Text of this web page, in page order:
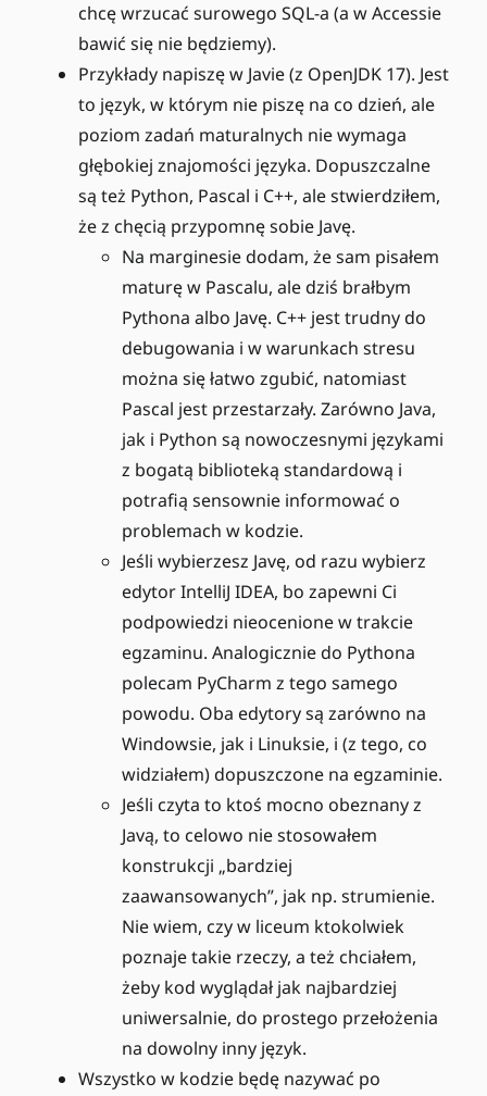
chcę wrzucać surowego SQL-a (a w Accessie
bawić się nie będziemy).
Przykłady napiszę w Javie (z OpenJDK 17). Jest
to język, w którym nie piszę na co dzień, ale
poziom zadań maturalnych nie wymaga
głębokiej znajomości języka. Dopuszczalne
są też Python, Pascal i C++, ale stwierdziłem,
że z chęcią przypomnę sobie Javę.
Na marginesie dodam, że sam pisałem
maturę w Pascalu, ale dziś brałbym
Pythona albo Javę. C++ jest trudny do
debugowania i w warunkach stresu
można się łatwo zgubić, natomiast
Pascal jest przestarzały. Zarówno Java,
jak i Python są nowoczesnymi językami
z bogatą biblioteką standardową i
potrafią sensownie informować o
problemach w kodzie.
Jeśli wybierzesz Javę, od razu wybierz
edytor IntelliJ IDEA, bo zapewni Ci
podpowiedzi nieocenione w trakcie
egzaminu. Analogicznie do Pythona
polecam PyCharm z tego samego
powodu. Oba edytory są zarówno na
Windowsie, jak i Linuksie, i (z tego, co
widziałem) dopuszczone na egzaminie.
Jeśli czyta to ktoś mocno obeznany z
Javą, to celowo nie stosowałem
konstrukcji „bardziej
zaawansowanych”, jak np. strumienie.
Nie wiem, czy w liceum ktokolwiek
poznaje takie rzeczy, a też chciałem,
żeby kod wyglądał jak najbardziej
uniwersalnie, do prostego przełożenia
na dowolny inny język.
Wszystko w kodzie będę nazywać po